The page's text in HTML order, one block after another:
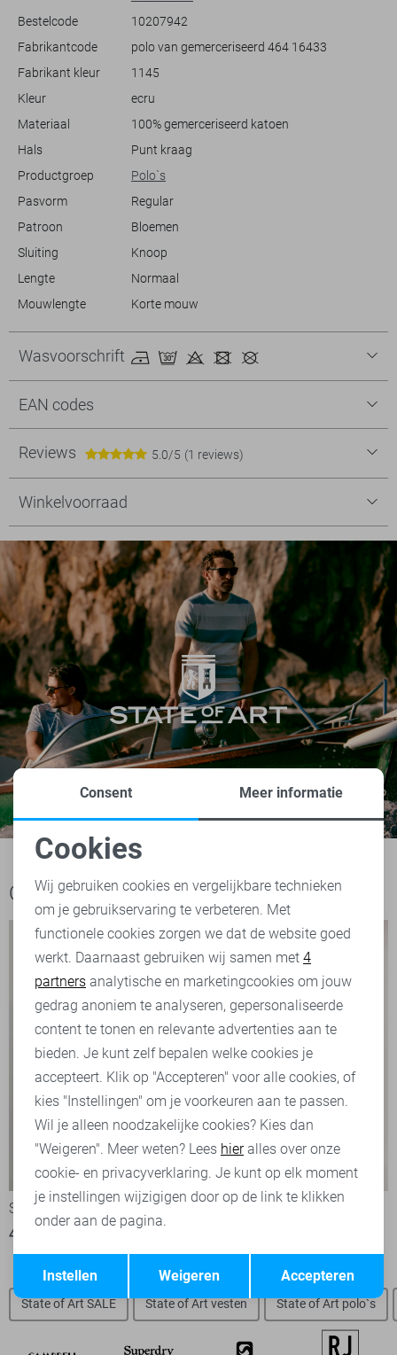
knoopsluiting voegen een klassiek accent toe, waardoor je een nette
en veelzijdige uitstraling behoudt. Combineer de polo moeiteloos met
een lichte pantalon of draag hem lekker casual met een jeans. Met
dat altijd goed van pas komt.
Bestelcode
10207942
Fabrikantcode
polo van gemerceriseerd 464 16433
Fabrikant kleur
1145
Kleur
ecru
Materiaal
100% gemerceriseerd katoen
Hals
Punt kraag
Productgroep
Polo`s
Pasvorm
Regular
Patroon
Bloemen
Sluiting
Knoop
Lengte
Normaal
Mouwlengte
Korte mouw
Wasvoorschrift
EAN codes
Reviews 5.0/5 (1 reviews)
Winkelvoorraad
Ook het bekijken waard
-50%
State of Art Polo
40,00
-50%
State of Art Polo
State of Art SALE State of Art vesten State of Art polo`s
Noodzakelijke cookies
Personalisatie cookies
Analytische cookies
Marketing cookies
Terug Opslaan
Consent Meer informatie
Cookies
Wij gebruiken cookies en vergelijkbare technieken
om je gebruikservaring te verbeteren. Met
functionele cookies zorgen we dat de website goed
werkt. Daarnaast gebruiken wij samen met 4
partners analytische en marketingcookies om jouw
gedrag anoniem te analyseren, gepersonaliseerde
content te tonen en relevante advertenties aan te
bieden. Je kunt zelf bepalen welke cookies je
accepteert. Klik op "Accepteren" voor alle cookies, of
kies "Instellingen" om je voorkeuren aan te passen.
Wil je alleen noodzakelijke cookies? Kies dan
"Weigeren". Meer weten? Lees hieralles over onze
cookie- en privacyverklaring. Je kunt op elk moment
je instellingen wijzigigen door op de link te klikken
onder aan de pagina.
Accepteren
Weigeren
Instellen